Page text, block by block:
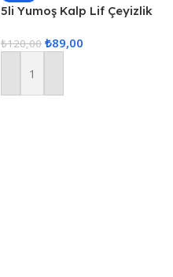
5li Yumoş Kalp Lif Çeyizlik
₺120,00 ₺89,00
Sepete Ekle